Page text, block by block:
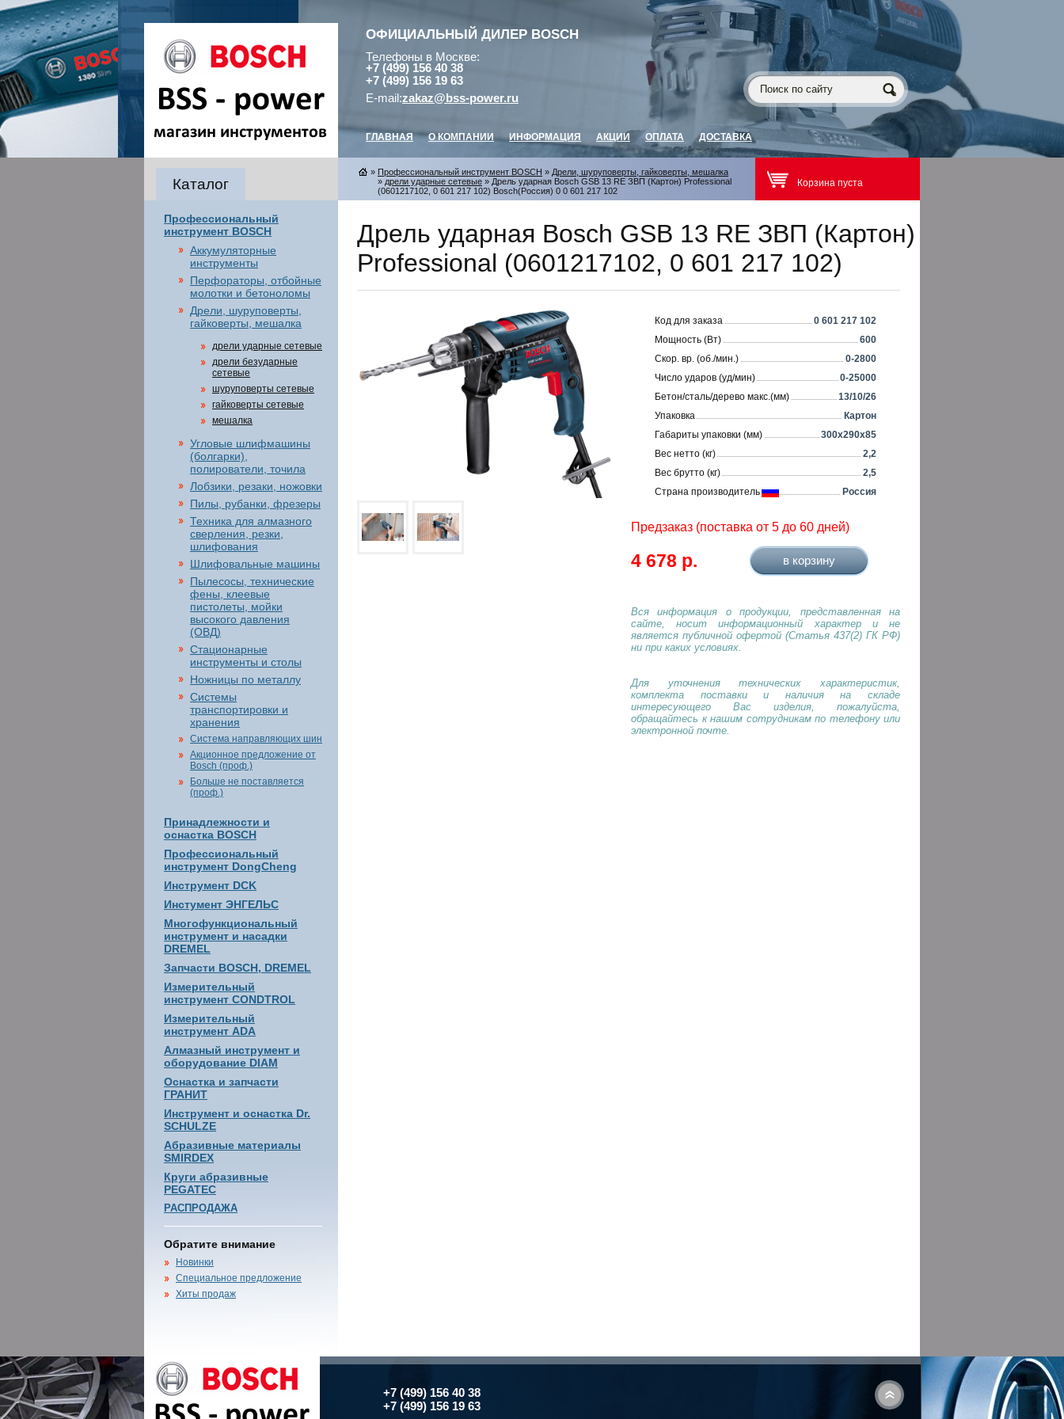
ОФИЦИАЛЬНЫЙ ДИЛЕР BOSCH
Телефоны в Москве:
+7 (499) 156 40 38
+7 (499) 156 19 63
E-mail:zakaz@bss-power.ru
ГЛАВНАЯ О КОМПАНИИ ИНФОРМАЦИЯ АКЦИИ ОПЛАТА ДОСТАВКА
Каталог
Профессиональный
инструмент BOSCH
Аккумуляторные
инструменты
Перфораторы, отбойные
молотки и бетоноломы
Дрели, шуруповерты,
гайковерты, мешалка
дрели ударные сетевые
дрели безударные
сетевые
шуруповерты сетевые
гайковерты сетевые
мешалка
Угловые шлифмашины
(болгарки),
полирователи, точила
Лобзики, резаки, ножовки
Пилы, рубанки, фрезеры
Техника для алмазного
сверления, резки,
шлифования
Шлифовальные машины
Пылесосы, технические
фены, клеевые
пистолеты, мойки
высокого давления
(ОВД)
Стационарные
инструменты и столы
Ножницы по металлу
Системы
транспортировки и
хранения
Система направляющих шин
Акционное предложение от
Bosch (проф.)
Больше не поставляется
(проф.)
Принадлежности и
оснастка BOSCH
Профессиональный
инструмент DongCheng
Инструмент DCK
Инстумент ЭНГЕЛЬС
Многофункциональный
инструмент и насадки
DREMEL
Запчасти BOSCH, DREMEL
Измерительный
инструмент CONDTROL
Измерительный
инструмент ADA
Алмазный инструмент и
оборудование DIAM
Оснастка и запчасти
ГРАНИТ
Инструмент и оснастка Dr.
SCHULZE
Абразивные материалы
SMIRDEX
Круги абразивные
PEGATEC
РАСПРОДАЖА
Обратите внимание
Новинки
Специальное предложение
Хиты продаж
» Профессиональный инструмент BOSCH » Дрели, шуруповерты, гайковерты, мешалка
» дрели ударные сетевые » Дрель ударная Bosch GSB 13 RE ЗВП (Картон) Professional
(0601217102, 0 601 217 102) Bosch(Россия) 0 0 601 217 102
Корзина пуста
Дрель ударная Bosch GSB 13 RE ЗВП (Картон)
Professional (0601217102, 0 601 217 102)
Код для заказа
0 601 217 102
Мощность (Вт)
600
Скор. вр. (об./мин.)
0-2800
Число ударов (уд/мин)
0-25000
Бетон/сталь/дерево макс.(мм)
13/10/26
Упаковка
Картон
Габариты упаковки (мм)
300x290x85
Вес нетто (кг)
2,2
Вес брутто (кг)
2,5
Страна производитель
Россия
Предзаказ (поставка от 5 до 60 дней)
4 678 р.
Вся информация о продукции, представленная на
сайте, носит информационный характер и не
является публичной офертой (Статья 437(2) ГК РФ)
ни при каких условиях.
Для уточнения технических характеристик,
комплекта поставки и наличия на складе
интересующего Вас изделия, пожалуйста,
обращайтесь к нашим сотрудникам по телефону или
электронной почте.
+7 (499) 156 40 38
+7 (499) 156 19 63